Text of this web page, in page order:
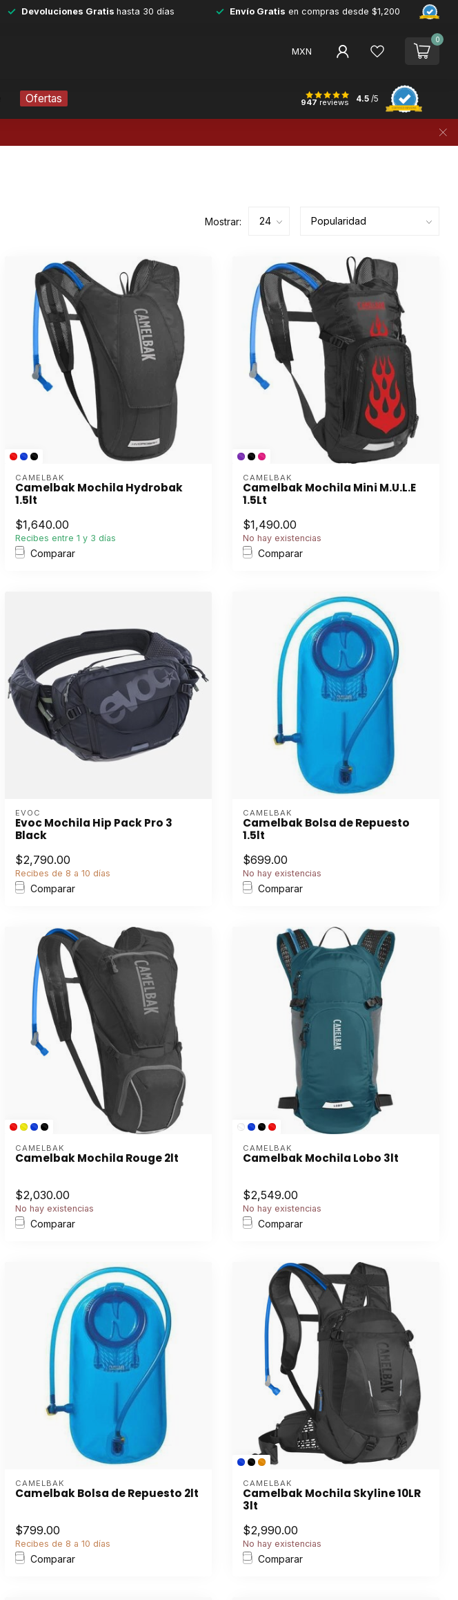
Devoluciones Gratis hasta 30 días Envío Gratis en compras desde $1,200
MXN
0
Ofertas 947 reviews 4.5 /5
Mostrar:
CAMELBAK
Camelbak Mochila Hydrobak
1.5lt
$1,640.00
Recibes entre 1 y 3 días
Comparar
CAMELBAK
Camelbak Mochila Mini M.U.L.E
1.5Lt
$1,490.00
No hay existencias
Comparar
EVOC
Evoc Mochila Hip Pack Pro 3
Black
$2,790.00
Recibes de 8 a 10 días
Comparar
CAMELBAK
Camelbak Bolsa de Repuesto
1.5lt
$699.00
No hay existencias
Comparar
CAMELBAK
Camelbak Mochila Rouge 2lt
$2,030.00
No hay existencias
Comparar
CAMELBAK
Camelbak Mochila Lobo 3lt
$2,549.00
No hay existencias
Comparar
CAMELBAK
Camelbak Bolsa de Repuesto 2lt
$799.00
Recibes de 8 a 10 días
Comparar
CAMELBAK
Camelbak Mochila Skyline 10LR
3lt
$2,990.00
No hay existencias
Comparar